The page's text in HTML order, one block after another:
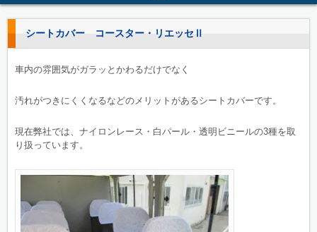
シートカバー コースター・リエッセⅡ
車内の雰囲気がガラッとかわるだけでなく
汚れがつきにくくなるなどのメリットがあるシートカバーです。
現在弊社では、ナイロンレース・白パール・透明ビニールの3種を取
り扱っています。